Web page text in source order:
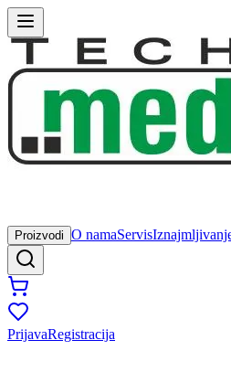
Proizvodi O namaServis
PrijavaRegistracija